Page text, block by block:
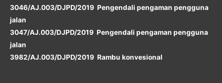
3046/AJ.003/DJPD/2019 Pengendali pengaman pengguna
jalan
3047/AJ.003/DJPD/2019 Pengendali pengaman pengguna
jalan
3982/AJ.003/DJPD/2019 Rambu konvesional